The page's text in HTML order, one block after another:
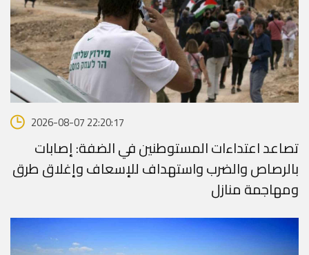
2026-08-07 22:20:17
تصاعد اعتداءات المستوطنين في الضفة: إصابات
بالرصاص والضرب واستهداف للإسعاف وإغلاق طرق
ومهاجمة منازل